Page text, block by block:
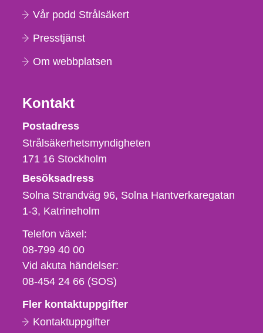
Vår podd Strålsäkert
Presstjänst
Om webbplatsen
Kontakt
Strålsäkerhetsmyndigheten
Postadress
Strålsäkerhetsmyndigheten
171 16 Stockholm
Besöksadress
Solna Strandväg 96, Solna Hantverkaregatan
1-3 Katrineholm
Telefon,
fax
och
e-
Telefon växel:
08-799 40 00
Vid akuta händelser:
08-454 24 66 (SOS)
Fler kontaktuppgifter
Kontaktuppgifter